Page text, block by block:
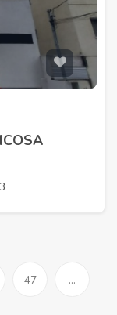
47 ...